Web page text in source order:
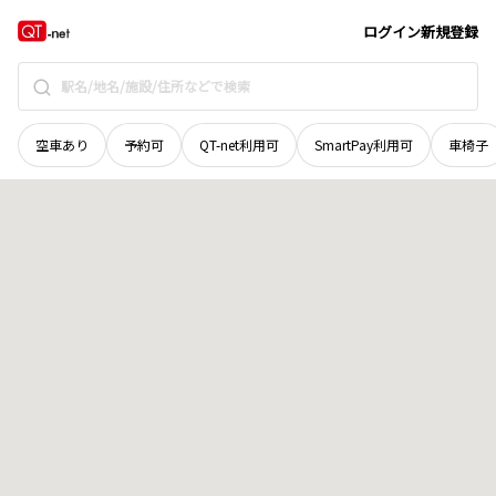
ログイン新規登録
空車あり 予約可 QT-net利用可 SmartPay利用可 車椅子
愛媛県